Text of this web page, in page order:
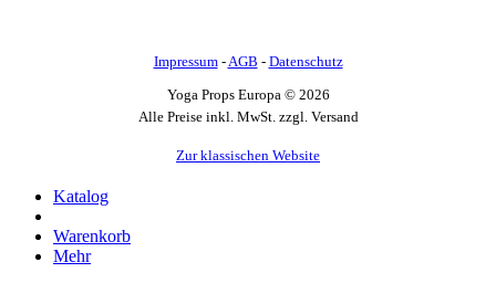
Impressum-AGB - Datenschutz
Yoga Props Europa © 2026
Alle Preise inkl. MwSt. zzgl. Versand
Zur klassischen Website
Katalog
Warenkorb
Mehr